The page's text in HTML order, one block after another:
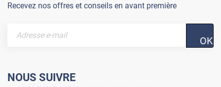
Recevez nos offres et conseils en avant première
OK
NOUS SUIVRE